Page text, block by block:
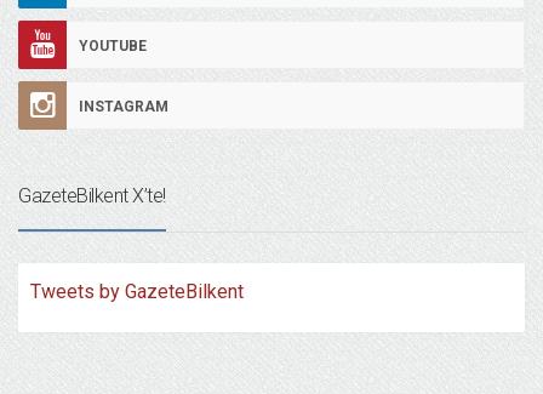
YOUTUBE
INSTAGRAM
GazeteBilkent X’te!
Tweets by GazeteBilkent